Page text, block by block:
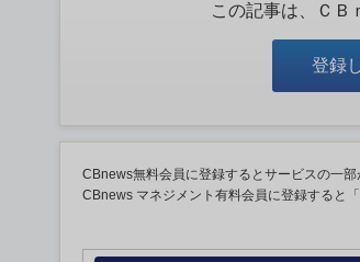
この記事は、ＣＢ
登録
CBnews無料会員に登録するとサービスの一部
CBnews マネジメント有料会員に登録すると